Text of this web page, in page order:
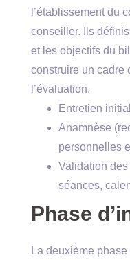
l’établissement du
conseiller. Ils
et les objectifs du
construire un cadre
l’évaluation.
Entretien
Anamnèse
personnelles
Validation
séances,
Phase
La deuxième